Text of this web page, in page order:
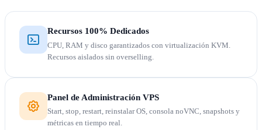
Recursos 100% Dedicados
CPU, RAM y disco garantizados con virtualización KVM.
Recursos aislados sin overselling.
Panel de Administración VPS
Start, stop, restart, reinstalar OS, consola noVNC, snapshots y
métricas en tiempo real.